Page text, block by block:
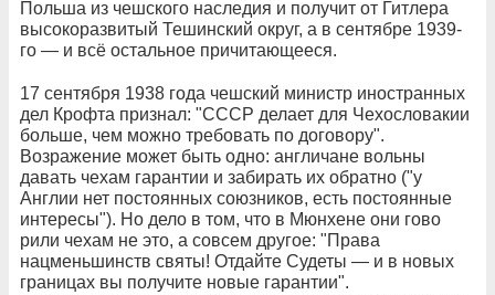
Польша из чешского наследия и получит от Гитлера
высокоразвитый Тешинский округ, а в сентябре 1939-
го — и всё осталь​ное причитающееся.
17 сентября 1938 года чешский министр иностранных
дел Крофта признал: "СССР делает для Чехословакии
больше, чем можно требовать по договору".
Возражение может быть одно: англичане вольны
давать че​хам гарантии и забирать их обратно ("у
Англии нет постоянных союзников, есть по​стоянные
интересы"). Но дело в том, что в Мюнхене они гово​
рили чехам не это, а совсем другое: "Права
нацменьшинств святы! Отдайте Судеты — и в новых
границах вы получите новые гарантии".